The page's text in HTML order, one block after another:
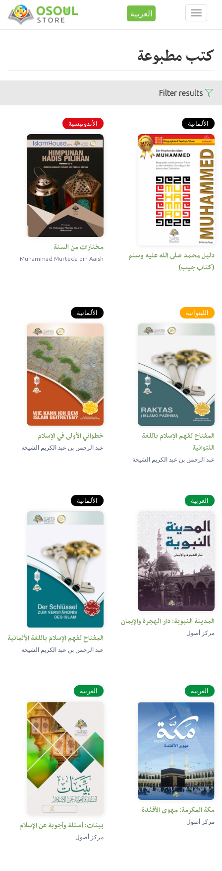
Toggle
العربية
كتب مطبوعة
الأندونيسية
مختارات من السنة
Muhammad Murteda bin Aaish
الألمانية
دليل محمد صلى الله عليه وسلم
(كتاب جيب)
الألمانية
خطواتي الأولى في الإسلام
عبد الرحمن بن عبد الكريم الشيحة
الليتوانية
المفتاح لفهم الإسلام باللغة
اللتوانية
عبد الرحمن بن عبد الكريم الشيحة
الألمانية
المفتاح لفهم الإسلام باللغة الألمانية
عبد الرحمن بن عبد الكريم الشيحة
العربية
المدينة النبوية: دار الهجرة والإيمان
مركز أصول
العربية
بينات: أسئلة وأجوبة عن الإسلام
مركز أصول
العربية
مكة المكرمة: مهوى الأفئدة
مركز أصول